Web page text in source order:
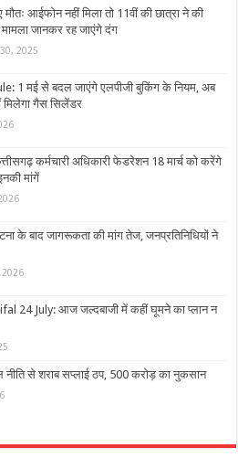
मौतः आईफोन नहीं मिला तो 11वीं की छात्रा ने की
मामला जानकर रह जाएंगे दंग
2025
1 मई से बदल जाएंगे एलपीजी बुकिंग के नियम, अब
मिलेगा गैस सिलेंडर
कर्मचारी अधिकारी फेडरेशन 18 मार्च को करेंगे
मांगें
के बाद जागरूकता की मांग तेज, जनप्रतिनिधियों ने
2026
24 July: आज जल्दबाजी में कहीं घूमने का प्लान न
नीति से शराब सप्लाई ठप, 500 करोड़ का नुकसान